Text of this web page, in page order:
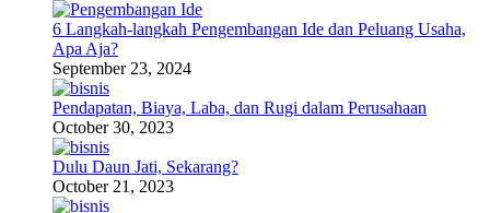
6 Langkah-langkah Pengembangan Ide dan Peluang Usaha,
Apa Aja?
September 23, 2024
Pendapatan, Biaya, Laba, dan Rugi dalam Perusahaan
October 30, 2023
Dulu Daun Jati, Sekarang?
October 21, 2023